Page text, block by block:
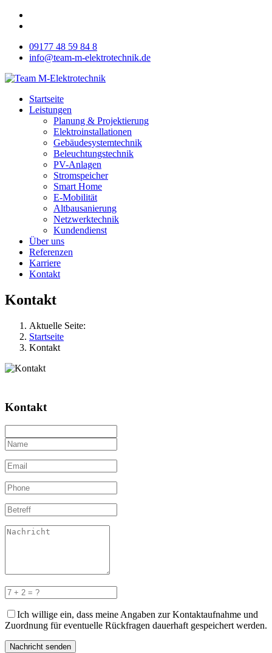
09177 48 59 84 8
info@team-m-elektrotechnik.de
Startseite
Leistungen
Planung & Projektierung
Elektroinstallationen
Gebäudesystemtechnik
Beleuchtungstechnik
PV-Anlagen
Stromspeicher
Smart Home
E-Mobilität
Altbausanierung
Netzwerktechnik
Kundendienst
Über uns
Referenzen
Karriere
Kontakt
Kontakt
Aktuelle Seite:
Startseite
Kontakt
Kontakt
Ich willige ein, dass meine Angaben zur Kontaktaufnahme und
Zuordnung für eventuelle Rückfragen dauerhaft gespeichert werden.
Nachricht senden